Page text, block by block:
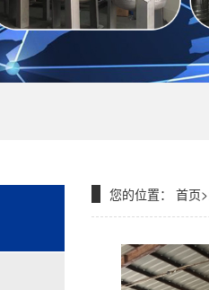
您的位置： 首页